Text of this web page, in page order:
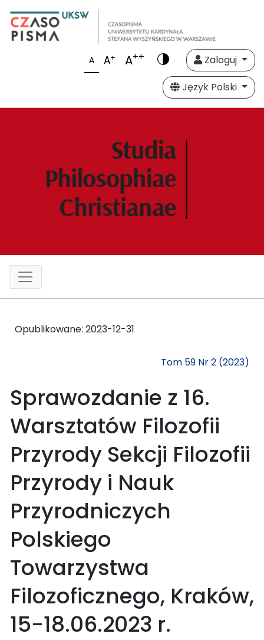
A A+ A++
Zaloguj
Język Polski
Opublikowane: 2023-12-31
Tom 59 Nr 2 (2023)
Sprawozdanie z 16.
Warsztatów Filozofii
Przyrody Sekcji Filozofii
Przyrody i Nauk
Przyrodniczych
Polskiego
Towarzystwa
Filozoficznego, Kraków,
15-18.06.2023 r.